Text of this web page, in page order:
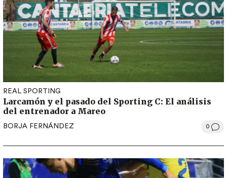
REAL SPORTING
Larcamón y el pasado del Sporting C: El análisis
del entrenador a Mareo
BORJA FERNÁNDEZ 0